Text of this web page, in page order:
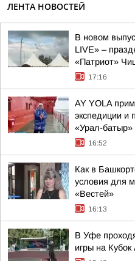
ЛЕНТА НОВОСТЕЙ
В новом
LIVE» –
«Патриот»
17:16
AY YOLA
экспедиции и
«Урал-
16:52
Как в
условия для
«Вестей»
16:13
В Уфе
игры на